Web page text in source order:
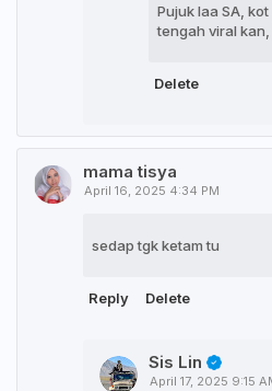
Pujuk laa SA,
tengah viral
Delete
mama tisya
April 16, 2025 4:34 PM
sedap tgk ketam tu
Reply Delete
Sis Lin
April 17, 2025 9:15